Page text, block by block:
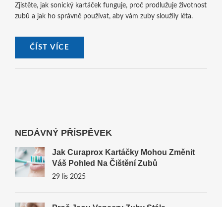
Zjistěte, jak sonický kartáček funguje, proč prodlužuje životnost
zubů a jak ho správně používat, aby vám zuby sloužily léta.
ČÍST VÍCE
NEDÁVNÝ PŘÍSPĚVEK
Jak Curaprox Kartáčky Mohou Změnit
Váš Pohled Na Čištění Zubů
29 lis 2025